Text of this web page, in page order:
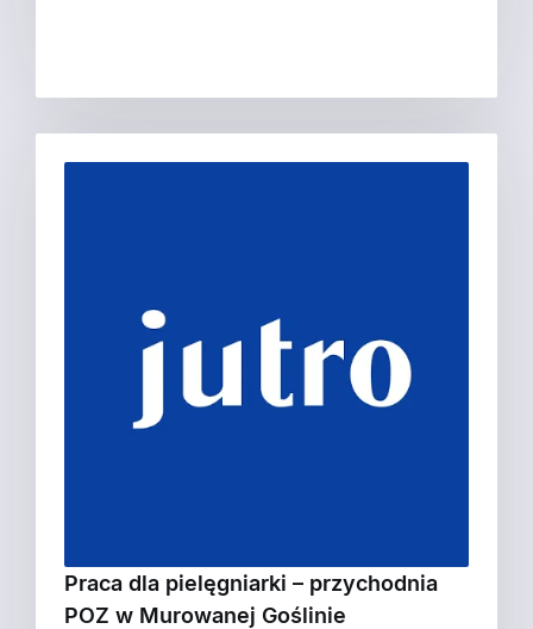
Praca dla pielęgniarki – przychodnia
POZ w Murowanej Goślinie